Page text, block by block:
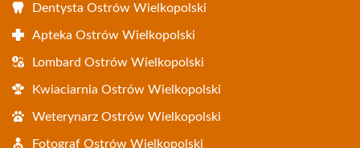
Dentysta Ostrów Wielkopolski
Apteka Ostrów Wielkopolski
Lombard Ostrów Wielkopolski
Kwiaciarnia Ostrów Wielkopolski
Weterynarz Ostrów Wielkopolski
Fotograf Ostrów Wielkopolski